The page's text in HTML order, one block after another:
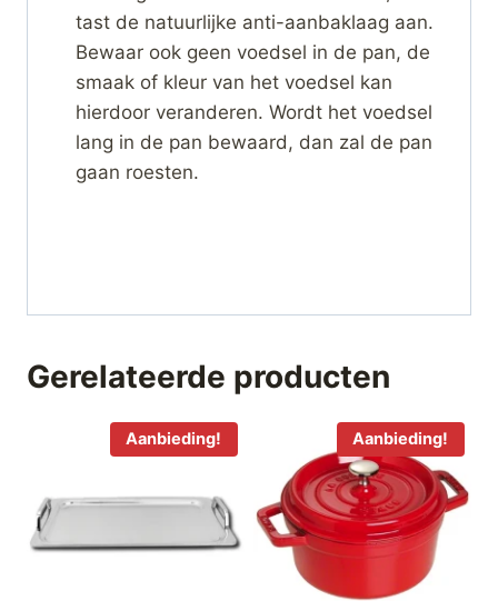
tast de natuurlijke anti-aanbaklaag aan.
Bewaar ook geen voedsel in de pan, de
smaak of kleur van het voedsel kan
hierdoor veranderen. Wordt het voedsel
lang in de pan bewaard, dan zal de pan
gaan roesten.
Gerelateerde producten
Aanbieding! Aanbieding!